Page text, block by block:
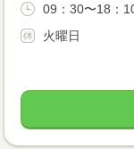
09：30〜18：
火曜日